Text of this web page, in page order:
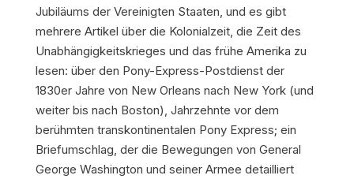
Jubiläums der Vereinigten Staaten, und es gibt
mehrere Artikel über die Kolonialzeit, die Zeit des
Unabhängigkeitskrieges und das frühe Amerika zu
lesen: über den Pony-Express-Postdienst der
1830er Jahre von New Orleans nach New York (und
weiter bis nach Boston), Jahrzehnte vor dem
berühmten transkontinentalen Pony Express; ein
Briefumschlag, der die Bewegungen von General
George Washington und seiner Armee detailliert